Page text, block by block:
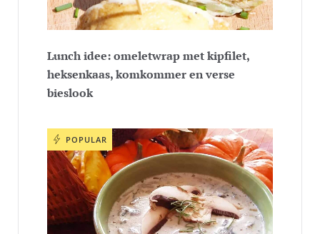
Lunch idee: omeletwrap met kipfilet,
heksenkaas, komkommer en verse
bieslook
POPULAR